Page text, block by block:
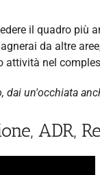
il quadro più
da altre
attività nel
dai un'occhiata
ADR,